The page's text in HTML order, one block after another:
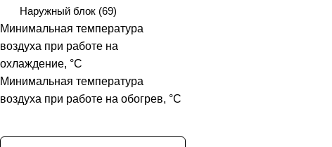
Наружный блок (69)
Минимальная температура
воздуха при работе на
охлаждение, °C
Минимальная температура
воздуха при работе на обогрев, °C